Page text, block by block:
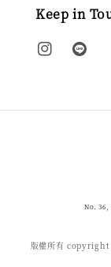
Keep in
No.
版權所有